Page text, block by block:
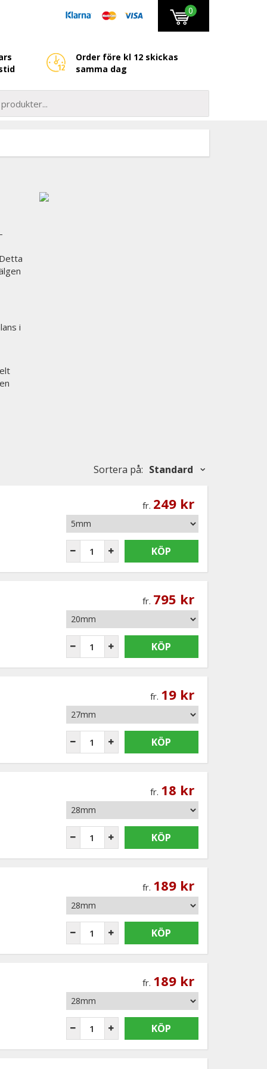
0
Order före kl 12 skickas
samma dag
i
Sortera på: Standard
fr. 249 kr
KÖP
fr. 795 kr
KÖP
fr. 19 kr
KÖP
fr. 18 kr
KÖP
fr. 189 kr
KÖP
fr. 189 kr
KÖP